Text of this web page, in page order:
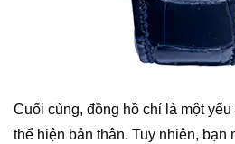
Cuối cùng, đồng hồ chỉ là một
thể hiện bản thân. Tuy nhiên, bạn